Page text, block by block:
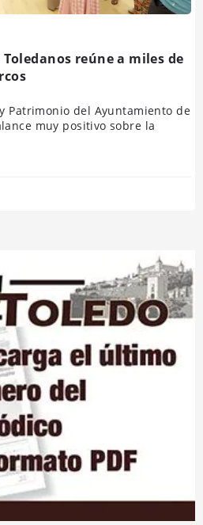
reúne a miles de
Patrimonio del Ayuntamiento de
muy positivo sobre la